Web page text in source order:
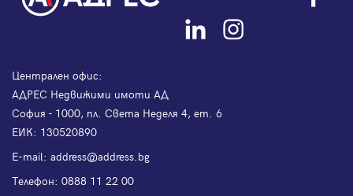
Централен офис:
АДРЕС Недвижими имоти АД
София - 1000, пл. Света Неделя 4, ет. 6
ЕИК: 130520890
Е-mail: address@address.bg
Телефон: 0888 11 22 00